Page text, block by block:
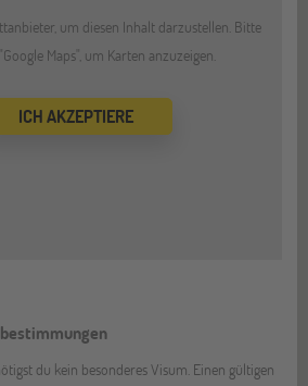
um diesen Inhalt darzustellen. Bitte
Maps", um Karten anzuzeigen.
ICH AKZEPTIERE
du kein besonderes Visum. Einen gültigen